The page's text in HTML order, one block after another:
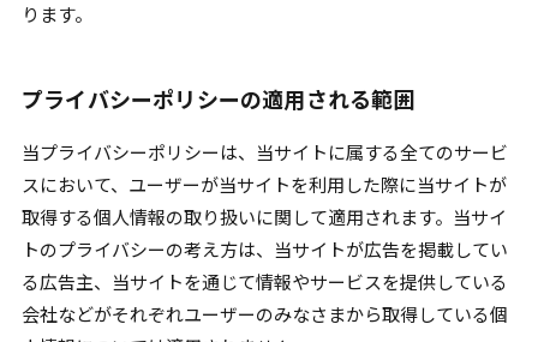
ります。
プライバシーポリシーの適用される範囲
当プライバシーポリシーは、当サイトに属する全てのサービ
スにおいて、ユーザーが当サイトを利用した際に当サイトが
取得する個人情報の取り扱いに関して適用されます。当サイ
トのプライバシーの考え方は、当サイトが広告を掲載してい
る広告主、当サイトを通じて情報やサービスを提供している
会社などがそれぞれユーザーのみなさまから取得している個